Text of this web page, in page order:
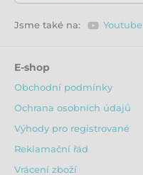
Jsme také na: Youtube
E-shop
Obchodní podmínky
Ochrana osobních údajů
Výhody pro registrované
Reklamační řád
Vrácení zboží